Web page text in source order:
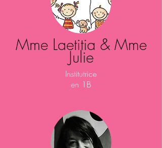
Mme Laetitia & Mme
Julie
Institutrice
en 1B